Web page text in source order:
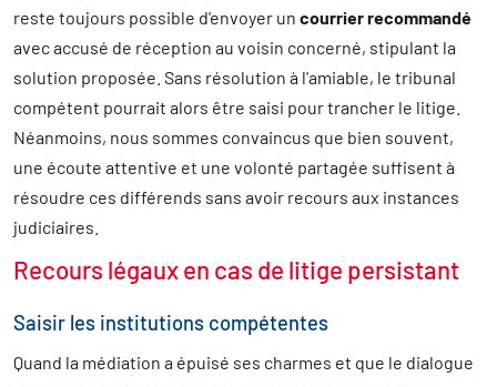
reste toujours possible d'envoyer un courrier recommandé
avec accusé de réception au voisin concerné, stipulant la
solution proposée. Sans résolution à l'amiable, le tribunal
compétent pourrait alors être saisi pour trancher le litige.
Néanmoins, nous sommes convaincus que bien souvent,
une écoute attentive et une volonté partagée suffisent à
résoudre ces différends sans avoir recours aux instances
judiciaires.
Recours légaux en cas de litige persistant
Saisir les institutions compétentes
Quand la médiation a épuisé ses charmes et que le dialogue